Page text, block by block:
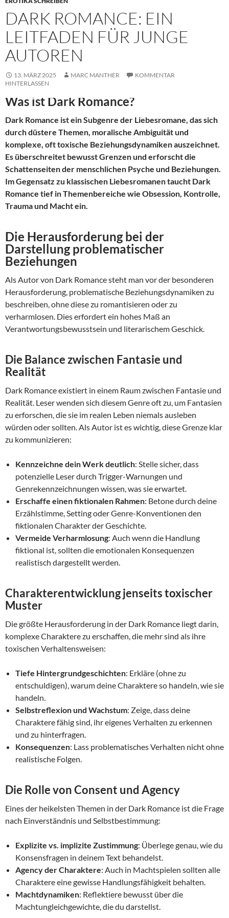
DARK ROMANCE: EIN
LEITFADEN FÜR JUNGE
AUTOREN
13. MÄRZ 2025 MARC MANTHER
KOMMENTAR
HINTERLASSEN
Was ist Dark Romance?
Dark Romance ist ein Subgenre der Liebesromane, das sich
durch düstere Themen, moralische Ambiguität und
komplexe, oft toxische Beziehungsdynamiken auszeichnet.
Es überschreitet bewusst Grenzen und erforscht die
Schattenseiten der menschlichen Psyche und Beziehungen.
Im Gegensatz zu klassischen Liebesromanen taucht Dark
Romance tief in Themenbereiche wie Obsession, Kontrolle,
Trauma und Macht ein.
Die Herausforderung bei der
Darstellung problematischer
Beziehungen
Als Autor von Dark Romance steht man vor der besonderen
Herausforderung, problematische Beziehungsdynamiken zu
beschreiben, ohne diese zu romantisieren oder zu
verharmlosen. Dies erfordert ein hohes Maß an
Verantwortungsbewusstsein und literarischem Geschick.
Die Balance zwischen Fantasie und
Realität
Dark Romance existiert in einem Raum zwischen Fantasie und
Realität. Leser wenden sich diesem Genre oft zu, um Fantasien
zu erforschen, die sie im realen Leben niemals ausleben
würden oder sollten. Als Autor ist es wichtig, diese Grenze klar
zu kommunizieren:
Kennzeichne dein Werk deutlich: Stelle sicher, dass
potenzielle Leser durch Trigger-Warnungen und
Genrekennzeichnungen wissen, was sie erwartet.
Erschaffe einen fiktionalen Rahmen: Betone durch deine
Erzählstimme, Setting oder Genre-Konventionen den
fiktionalen Charakter der Geschichte.
Vermeide Verharmlosung: Auch wenn die Handlung
fiktional ist, sollten die emotionalen Konsequenzen
realistisch dargestellt werden.
Charakterentwicklung jenseits toxischer
Muster
Die größte Herausforderung in der Dark Romance liegt darin,
komplexe Charaktere zu erschaffen, die mehr sind als ihre
toxischen Verhaltensweisen:
Tiefe Hintergrundgeschichten: Erkläre (ohne zu
entschuldigen), warum deine Charaktere so handeln, wie sie
handeln.
Selbstreflexion und Wachstum: Zeige, dass deine
Charaktere fähig sind, ihr eigenes Verhalten zu erkennen
und zu hinterfragen.
Konsequenzen: Lass problematisches Verhalten nicht ohne
realistische Folgen.
Die Rolle von Consent und Agency
Eines der heikelsten Themen in der Dark Romance ist die Frage
nach Einverständnis und Selbstbestimmung:
Explizite vs. implizite Zustimmung: Überlege genau, wie du
Konsensfragen in deinem Text behandelst.
Agency der Charaktere: Auch in Machtspielen sollten alle
Charaktere eine gewisse Handlungsfähigkeit behalten.
Machtdynamiken: Reflektiere bewusst über die
Machtungleichgewichte, die du darstellst.